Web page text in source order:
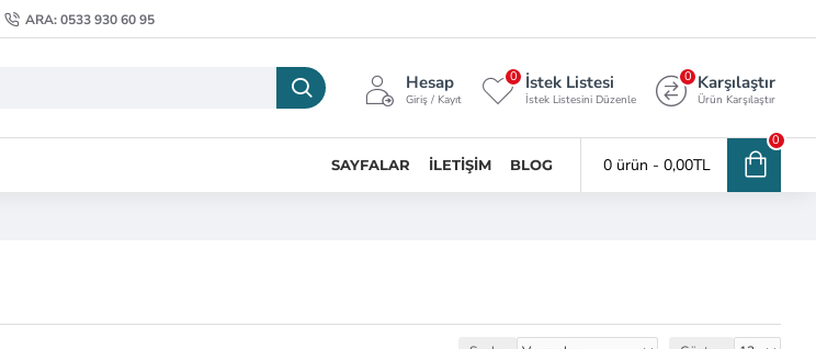
ARA: 0533 930 60 95
Hesap
Giriş / Kayıt
İstek Listesi
İstek Listesini Düzenle
0 Karşılaştır
Ürün Karşılaştır
0
SAYFALAR İLETIŞIM BLOG 0 ürün - 0,00TL
0